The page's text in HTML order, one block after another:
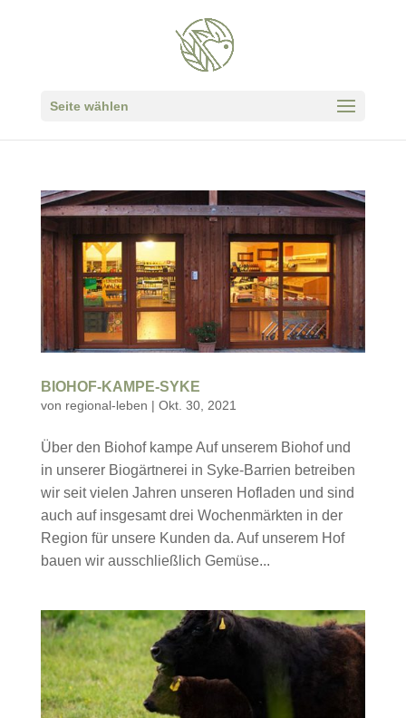
Seite wählen
BIOHOF-KAMPE-SYKE
von regional-leben | Okt. 30, 2021
Über den Biohof kampe Auf unserem Biohof und
in unserer Biogärtnerei in Syke-Barrien betreiben
wir seit vielen Jahren unseren Hofladen und sind
auch auf insgesamt drei Wochenmärkten in der
Region für unsere Kunden da. Auf unserem Hof
bauen wir ausschließlich Gemüse...